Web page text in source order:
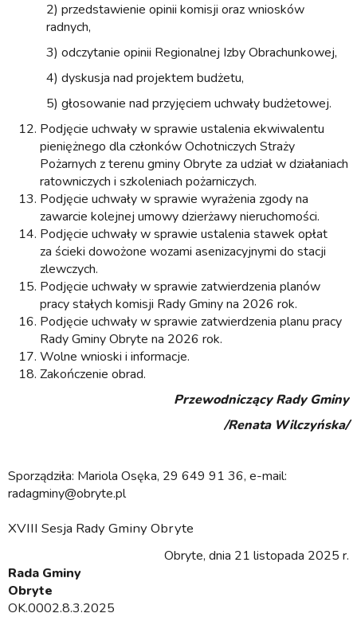
2) przedstawienie opinii komisji oraz wniosków
radnych,
3) odczytanie opinii Regionalnej Izby Obrachunkowej,
4) dyskusja nad projektem budżetu,
5) głosowanie nad przyjęciem uchwały budżetowej.
Podjęcie uchwały w sprawie ustalenia ekwiwalentu
pieniężnego dla członków Ochotniczych Straży
Pożarnych z terenu gminy Obryte za udział w działaniach
ratowniczych i szkoleniach pożarniczych.
Podjęcie uchwały w sprawie wyrażenia zgody na
zawarcie kolejnej umowy dzierżawy nieruchomości.
Podjęcie uchwały w sprawie ustalenia stawek opłat
za ścieki dowożone wozami asenizacyjnymi do stacji
zlewczych.
Podjęcie uchwały w sprawie zatwierdzenia planów
pracy stałych komisji Rady Gminy na 2026 rok.
Podjęcie uchwały w sprawie zatwierdzenia planu pracy
Rady Gminy Obryte na 2026 rok.
Wolne wnioski i informacje.
Zakończenie obrad.
Przewodniczący Rady Gminy
/Renata Wilczyńska/
Sporządziła: Mariola Osęka, 29 649 91 36, e-mail:
radagminy@obryte.pl
XVIII Sesja Rady Gminy Obryte
Obryte, dnia 21 listopada 2025 r.
Rada Gminy
Obryte
OK.0002.8.3.2025